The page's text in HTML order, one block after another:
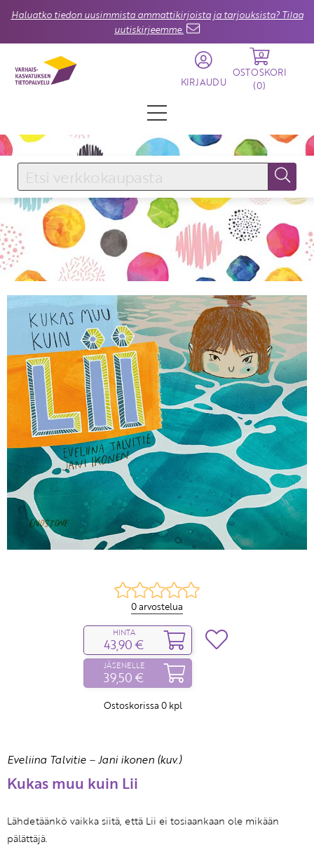
Haluatko tiedon uusimmista ammattikirjoista ja tarjouksista? Tilaa
uutiskirjeemme.
KIRJAUDU
0
OSTOSKORI
(0)
KIRJAUDU SISÄÄN
Käyttäjätunnus
Salasana
Unohtuiko salasana?
KIRJAUDU SISÄÄN
Etkö ole vielä Varhaiskasvatuksen Tietopalvelun
jäsen?
Liity tästä!
0 arvostelua
HINTA
43,90 €
JÄSENELLE
39,50 €
Ostoskorissa 0 kpl
Eveliina Talvitie –Jani ikonen (kuv.)
Kukas muu kuin Lii
Lähdetäänkö vaikka siitä, että Lii ei tosiaankaan ole mikään
pälättäjä.